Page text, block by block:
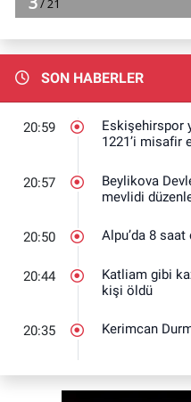
SON HABERLER
20:59
Eskişehirspor
1221’i misafir
20:57
Beylikova
mevlidi
20:50 Alpu’da 8
20:44
Katliam gibi
kişi öldü
20:35 Kerimcan